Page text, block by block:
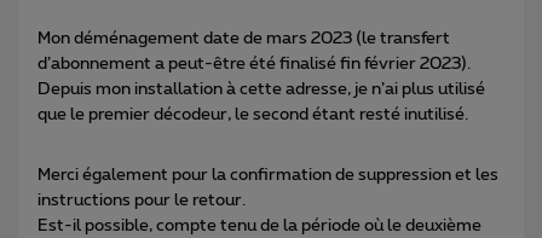
Mon déménagement date de mars 2023 (le transfert
d’abonnement a peut-être été finalisé fin février 2023).
Depuis mon installation à cette adresse, je n’ai plus utilisé
que le premier décodeur, le second étant resté inutilisé.
Merci également pour la confirmation de suppression et les
instructions pour le retour.
Est-il possible, compte tenu de la période où le deuxième